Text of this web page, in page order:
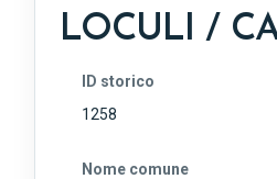
LOCULI /
ID storico
1258
Nome comune